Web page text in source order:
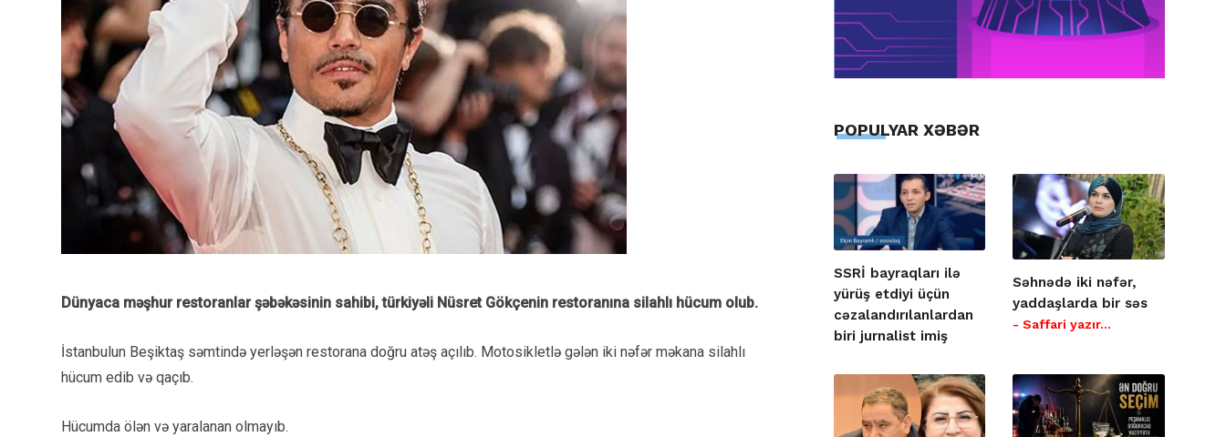
Dünyaca məşhur restoranlar şəbəkəsinin sahibi, türkiyəli Nüsret Gökçenin restoranına silahlı hücum olub.
İstanbulun Beşiktaş səmtində yerləşən restorana doğru atəş açılıb. Motosikletlə gələn iki nəfər məkana silahlı
hücum edib və qaçıb.
Hücumda ölən və yaralanan olmayıb.
POPULYAR XƏBƏR
SSRİ bayraqları ilə
yürüş etdiyi üçün
cəzalandırılanlardan
biri jurnalist imiş
Səhnədə iki nəfər,
yaddaşlarda bir səs
- Saffari yazır…